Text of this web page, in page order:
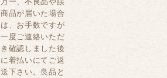
商品が届いた場合
は、お手数ですが
一度ご連絡いただ
き確認しました後
に着払いにてご返
送下さい。良品と